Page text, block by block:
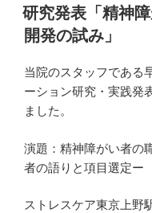
稿
日:
研究発表「精神
開発の試み」
当院のスタッフである
ーション研究・実践発
ました。
演題：精神障がい者の
者の語りと項目選定ー
ストレスケア東京上野